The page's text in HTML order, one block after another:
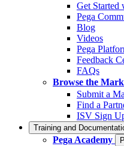
Get Started
Pega
Blog
Videos
Pega
Feedback
FAQs
Browse the
Submit a
Find a
ISV Sign
Training and
Pega Academy